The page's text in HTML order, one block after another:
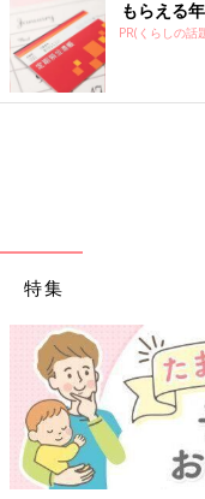
もらえる
PR(くらしの話
特集